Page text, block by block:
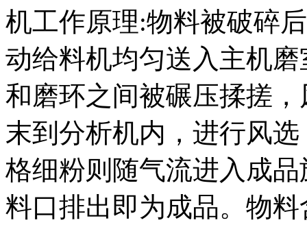
机工作原理:物料被破碎
动给料机均匀送入主机
和磨环之间被碾压揉搓
末到分析机内，进行风
格细粉则随气流进入成
料口排出即为成品。物